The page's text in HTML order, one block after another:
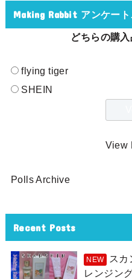
Making Rabbit アンケート
どちらの購
flying tiger
SHEIN
View
Polls Archive
Recent Posts
スカ
レンジン